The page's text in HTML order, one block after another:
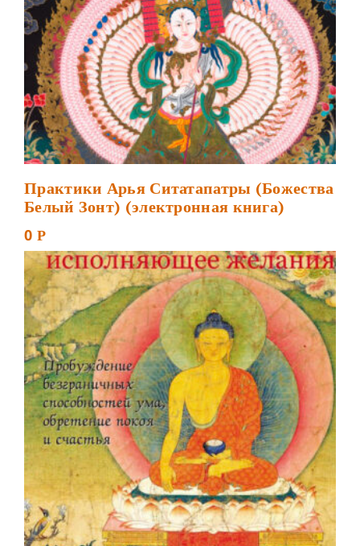
Практики Арья Ситатапатры (Божества
Белый Зонт) (электронная книга)
0 Р